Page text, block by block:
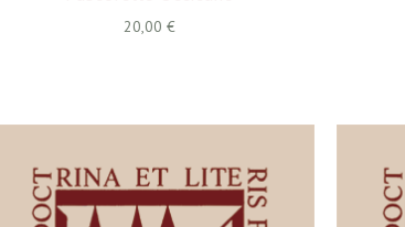
20,00 €